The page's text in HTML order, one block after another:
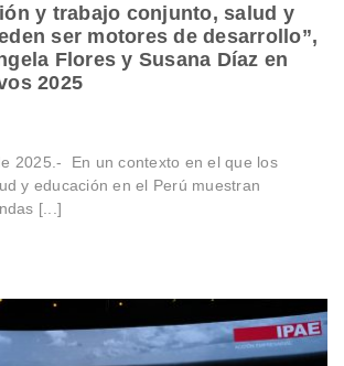
y trabajo conjunto, salud y
ser motores de desarrollo”,
Flores y Susana Díaz en
2025
2025.- En un contexto en el que los
y educación en el Perú muestran
[...]